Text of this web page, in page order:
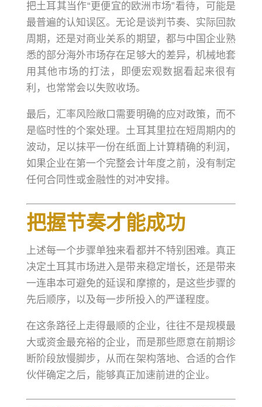
把土耳其当作“更便宜的欧洲市场”看待，可能是
最普遍的认知误区。无论是谈判节奏、实际回款
周期，还是对商业关系的期望，都与中国企业熟
悉的部分海外市场存在足够大的差异，机械地套
用其他市场的打法，即便宏观数据看起来很有
利，也常常会以失败收场。
最后，汇率风险敞口需要明确的应对政策，而不
是临时性的个案处理。土耳其里拉在短周期内的
波动，足以抹平一份在纸面上计算精确的利润，
如果企业在第一个完整会计年度之前，没有制定
任何合同性或金融性的对冲安排。
把握节奏才能成功
上述每一个步骤单独来看都并不特别困难。真正
决定土耳其市场进入是带来稳定增长，还是带来
一连串本可避免的延误和摩擦的，是这些步骤的
先后顺序，以及每一步所投入的严谨程度。
在这条路径上走得最顺的企业，往往不是规模最
大或资金最充裕的企业，而是那些愿意在前期诊
断阶段放慢脚步，从而在架构落地、合适的合作
伙伴确定之后，能够真正加速前进的企业。